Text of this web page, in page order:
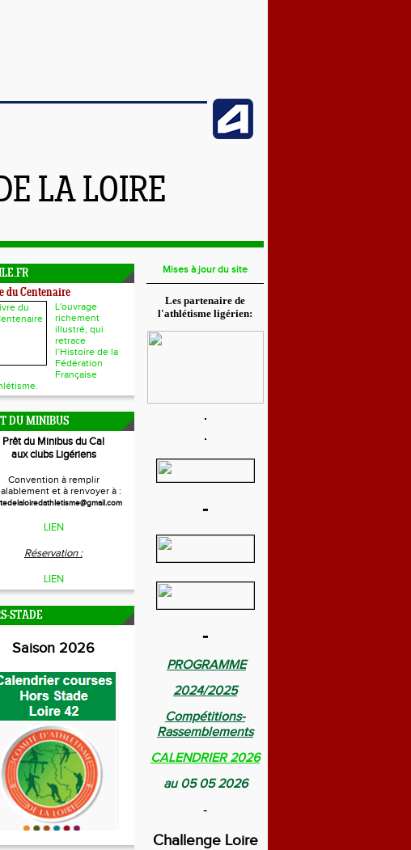
LA LOIRE
du Centenaire
L'ouvrage
richement
illustré, qui
retrace
l’Histoire de la
Fédération
Française
DU MINIBUS
Prêt du Minibus du Cal
aux clubs Ligériens
Convention à remplir
et à renvoyer à :
LIEN
Réservation :
LIEN
STADE
Saison 2026
Mises à jour du site
Les partenaire de
l'athlétisme ligérien:
-
-
PROGRAMME
2024/2025
Compétitions-
Rassemblements
CALENDRIER 2026
au 05 05 2026
-
Challenge Loire